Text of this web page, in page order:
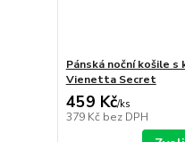
Pánská noční košile
Vienetta Secret
459 Kč/ks
379 Kč bez DPH